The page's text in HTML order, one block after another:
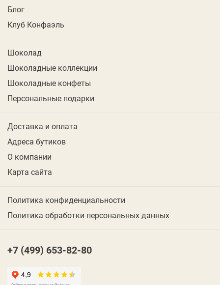
Блог
Клуб Конфаэль
Шоколад
Шоколадные коллекции
Шоколадные конфеты
Персональные подарки
Доставка и оплата
Адреса бутиков
О компании
Карта сайта
Политика конфиденциальности
Политика обработки персональных данных
+7 (499) 653-82-80